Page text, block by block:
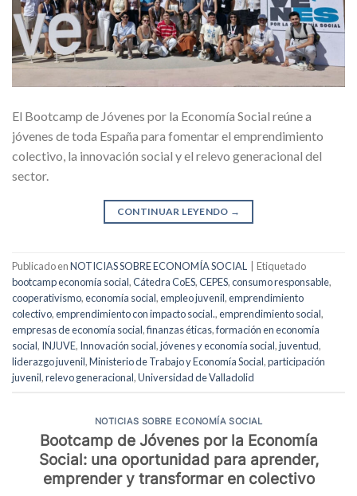
El Bootcamp de Jóvenes por la Economía Social reúne a
jóvenes de toda España para fomentar el emprendimiento
colectivo, la innovación social y el relevo generacional del
sector.
CONTINUAR LEYENDO →
Publicado enNOTICIAS SOBRE ECONOMÍA SOCIAL
Etiquetado
bootcamp economía social,Cátedra CoES,CEPES,consumo responsable,
cooperativismo,economía social,empleo juvenil,emprendimiento
colectivo,emprendimiento con impacto social.,emprendimiento social,
empresas de economía social,finanzas éticas,formación en economía
social, INJUVE, Innovación social,jóvenes y economía social,juventud,
liderazgo juvenil,Ministerio de Trabajo y Economía Social,participación
juvenil,relevo generacional,Universidad de Valladolid
NOTICIAS SOBRE ECONOMÍA SOCIAL
Bootcamp de Jóvenes por la Economía
Social: una oportunidad para aprender,
emprender y transformar en colectivo